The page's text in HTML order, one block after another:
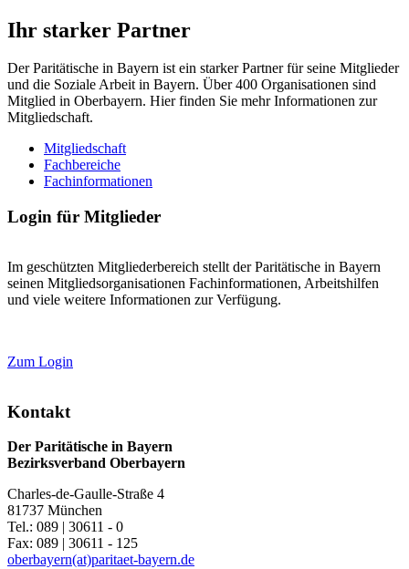
Ihr starker Partner
Der Paritätische in Bayern ist ein starker Partner für seine Mitglieder
und die Soziale Arbeit in Bayern. Über 400 Organisationen sind
Mitglied in Oberbayern. Hier finden Sie mehr Informationen zur
Mitgliedschaft.
Mitgliedschaft
Fachbereiche
Fachinformationen
Login für Mitglieder
Im geschützten Mitgliederbereich stellt der Paritätische in Bayern
seinen Mitgliedsorganisationen Fachinformationen, Arbeitshilfen
und viele weitere Informationen zur Verfügung.
Zum Login
Kontakt
Der Paritätische in Bayern
Bezirksverband Oberbayern
Charles-de-Gaulle-Straße 4
81737 München
Tel.: 089 | 30611 - 0
Fax: 089 | 30611 - 125
oberbayern(at)paritaet-bayern.de